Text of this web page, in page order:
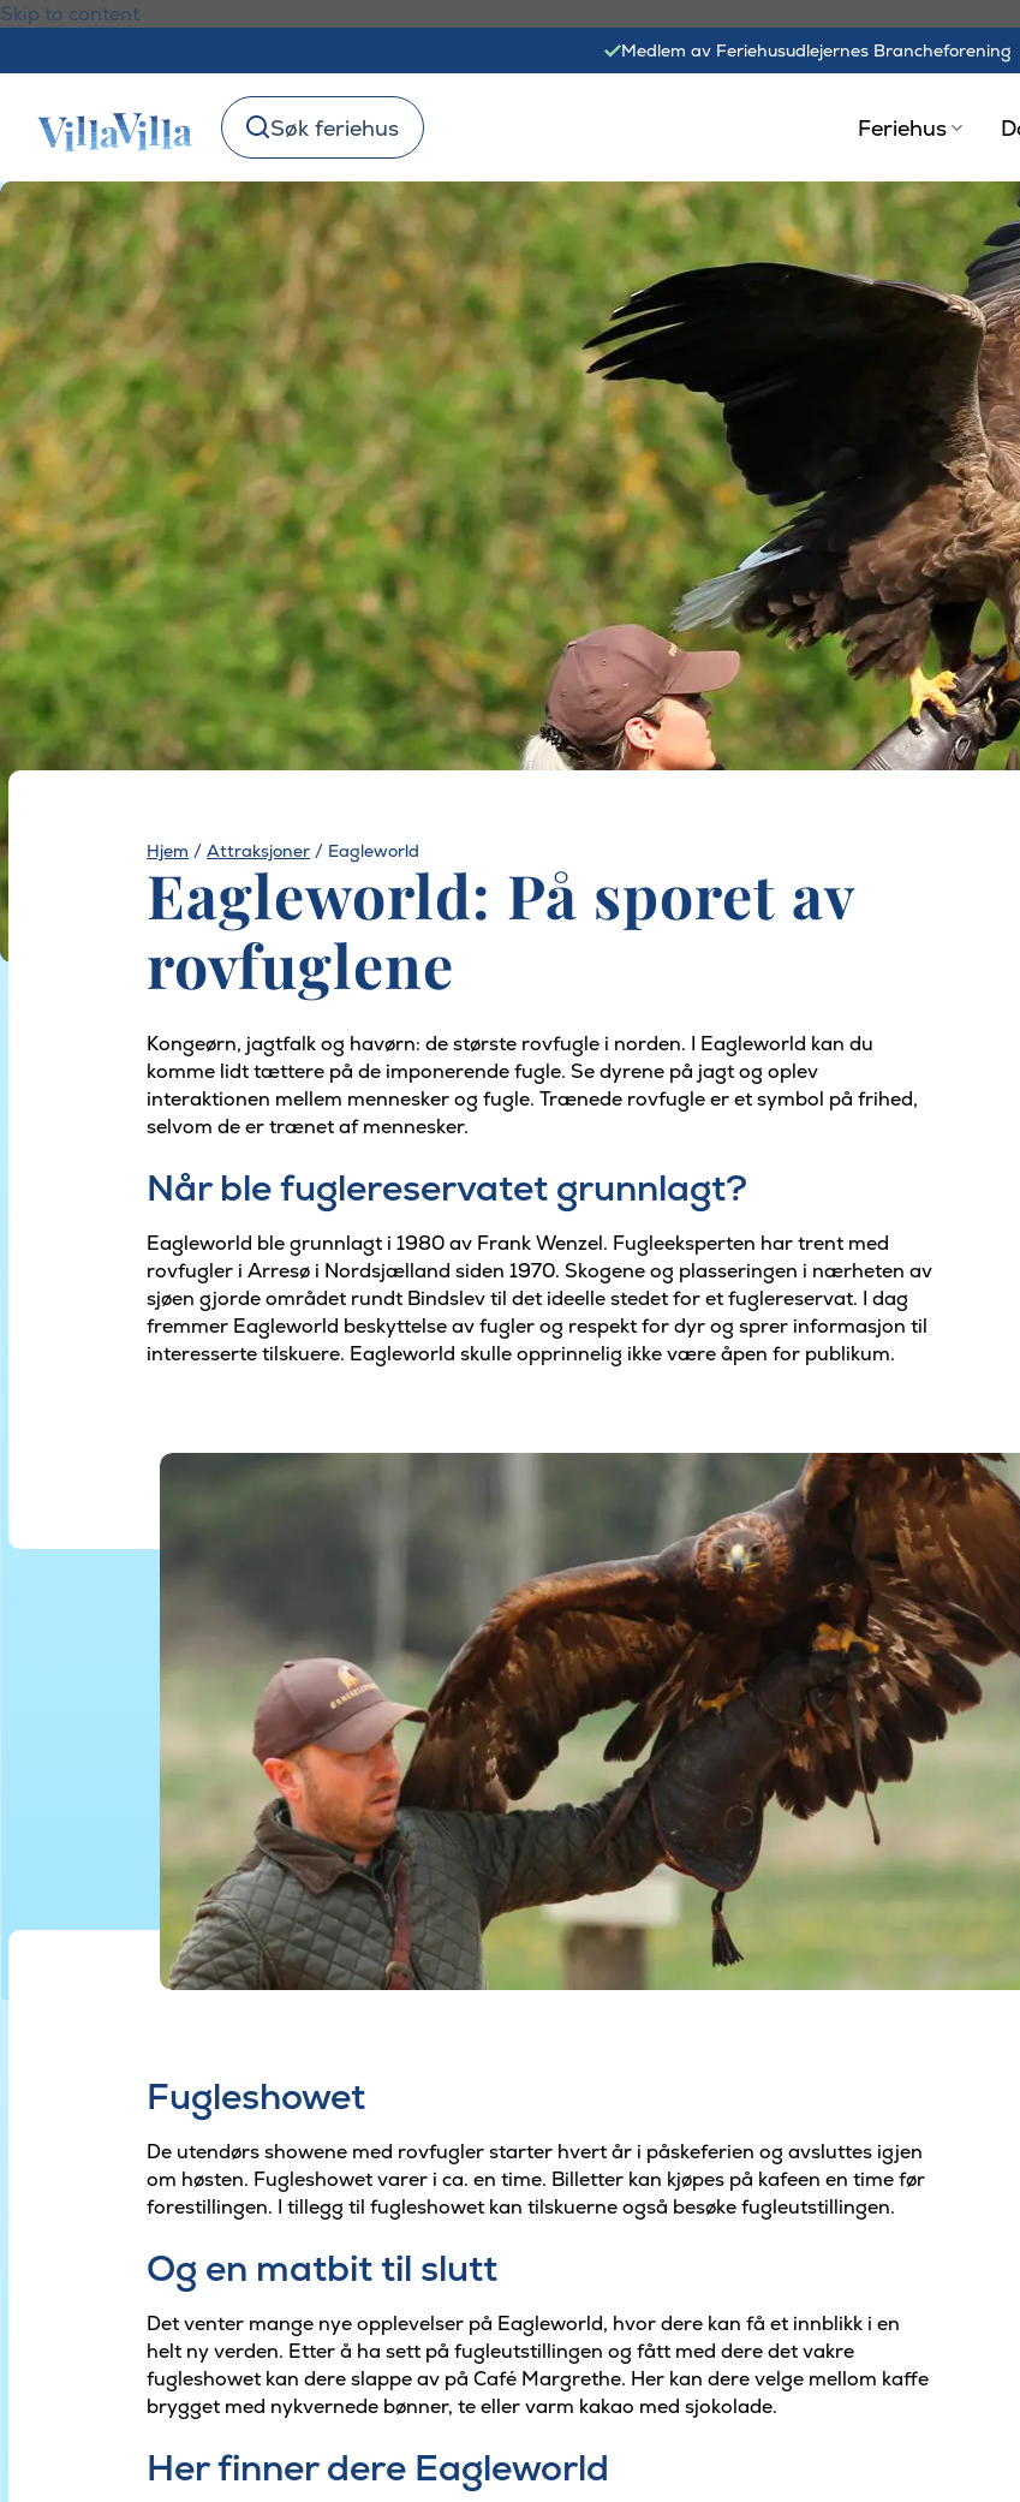
Skip to content
Medlem av Feriehusudlejernes Brancheforening
Søk feriehus Feriehus
Hjem / Attraksjoner / Eagleworld
Eagleworld: På sporet av
rovfuglene
Kongeørn, jagtfalk og havørn: de største rovfugle i norden. I Eagleworld kan du
komme lidt tættere på de imponerende fugle. Se dyrene på jagt og oplev
interaktionen mellem mennesker og fugle. Trænede rovfugle er et symbol på frihed,
selvom de er trænet af mennesker.
Når ble fuglereservatet grunnlagt?
Eagleworld ble grunnlagt i 1980 av Frank Wenzel. Fugleeksperten har trent med
rovfugler i Arresø i Nordsjælland siden 1970. Skogene og plasseringen i nærheten av
sjøen gjorde området rundt Bindslev til det ideelle stedet for et fuglereservat. I dag
fremmer Eagleworld beskyttelse av fugler og respekt for dyr og sprer informasjon til
interesserte tilskuere. Eagleworld skulle opprinnelig ikke være åpen for publikum.
Fugleshowet
De utendørs showene med rovfugler starter hvert år i påskeferien og avsluttes igjen
om høsten. Fugleshowet varer i ca. en time. Billetter kan kjøpes på kafeen en time før
forestillingen. I tillegg til fugleshowet kan tilskuerne også besøke fugleutstillingen.
Og en matbit til slutt
Det venter mange nye opplevelser på Eagleworld, hvor dere kan få et innblikk i en
helt ny verden. Etter å ha sett på fugleutstillingen og fått med dere det vakre
fugleshowet kan dere slappe av på Café Margrethe. Her kan dere velge mellom kaffe
brygget med nykvernede bønner, te eller varm kakao med sjokolade.
Her finner dere Eagleworld